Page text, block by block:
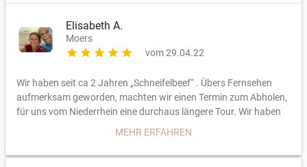
Elisabeth A.
Moers
star star star star star vom 29.04.22
Wir haben seit ca 2 Jahren „Schneifelbeef“ . Übers Fernsehen
aufmerksam geworden, machten wir einen Termin zum Abholen,
für uns vom Niederrhein eine durchaus längere Tour. Wir haben
Stallungen. Und das macht den Unterschied zu anderweitig
MEHR ERFAHREN